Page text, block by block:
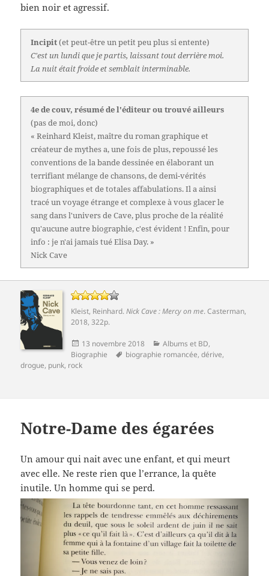
bien noir et agressif.
Incipit(et peut-être un petit peu plus si entente)
C'est un lundi que je partis, laissant tout derrière moi.
La nuit était froide et semblait interminable.
4e de couv, résumé de l'éditeur ou trouvé ailleurs
(pas de moi, donc)
« Reinhard Kleist, maître du roman graphique et
créateur de mythes a, une fois de plus, repoussé les
conventions de la bande dessinée en élaborant un
terrifiant mélange de chansons, de demi-vérités
biographiques et de totales affabulations. Il a ainsi
tracé un voyage étrange et complexe à vous glacer le
sang dans l'univers de Cave, plus proche de la réalité
qu'aucune autre biographie, c'est évident ! Enfin, pour
info : je n'ai jamais tué Elisa Day. »
Nick Cave
Kleist, Reinhard.Nick Cave : Mercy on me.Casterman,
2018, 322p.
Publié
le
13 novembre 2018 Catégories
Albums et BD,
Biographie
Mots-
biographie romancée,dérive,
drogue, punk, rock
Notre-Dame des égarées
Un amour qui nait avec une enfant, et qui meurt
avec elle. Ne reste rien que l’errance, la quête
inutile. Un homme qui se perd.